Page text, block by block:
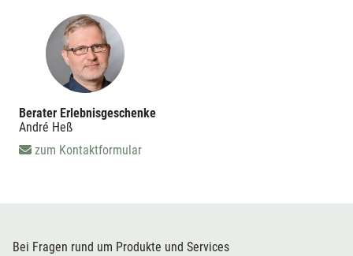
Berater Erlebnisgeschenke
André Heß
zum Kontaktformular
Bei Fragen rund um Produkte und Services